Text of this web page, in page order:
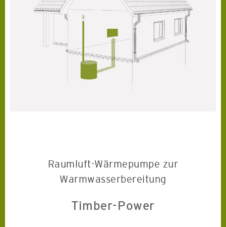
Raumluft-Wärmepumpe zur
Warmwasserbereitung
Timber-Power